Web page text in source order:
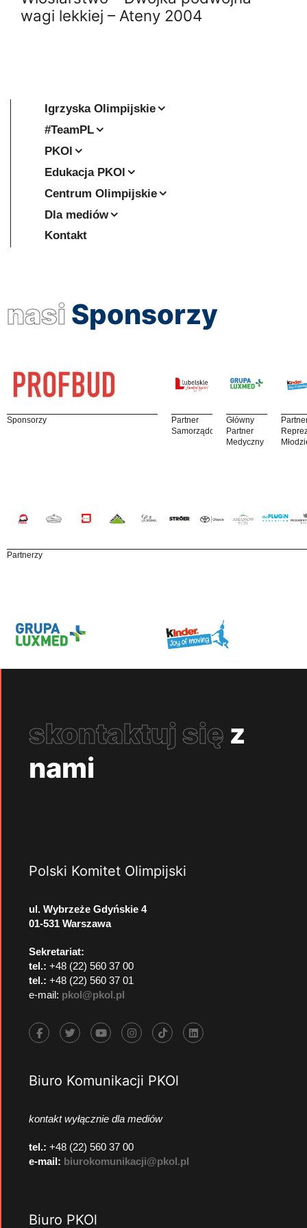
wagi lekkiej – Ateny 2004
Igrzyska Olimpijskie
#TeamPL
PKOl
Edukacja PKOl
Centrum Olimpijskie
Dla mediów
Kontakt
nasi Sponsorzy
Sponsorzy
Partner
Samorządowy
Główny
Partner
Medyczny
Partnerzy
skontaktuj się z
nami
Polski Komitet Olimpijski
ul. Wybrzeże Gdyńskie 4
01-531 Warszawa
Sekretariat:
tel.: +48 (22) 560 37 00
tel.: +48 (22) 560 37 01
e-mail: pkol@pkol.pl
Biuro Komunikacji PKOl
kontakt wyłącznie dla mediów
tel.: +48 (22) 560 37 00
e-mail: biurokomunikacji@pkol.pl
Biuro PKOl